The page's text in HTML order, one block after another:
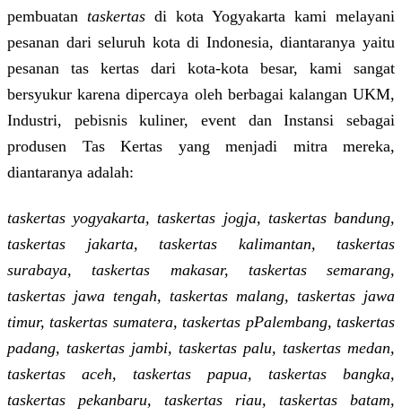
pembuatan taskertas di kota Yogyakarta kami melayani
pesanan dari seluruh kota di Indonesia, diantaranya yaitu
pesanan tas kertas dari kota-kota besar, kami sangat
bersyukur karena dipercaya oleh berbagai kalangan UKM,
Industri, pebisnis kuliner, event dan Instansi sebagai
produsen Tas Kertas yang menjadi mitra mereka,
diantaranya adalah:
taskertas yogyakarta, taskertas jogja, taskertas bandung,
taskertas jakarta, taskertas kalimantan, taskertas
surabaya, taskertas makasar, taskertas semarang,
taskertas jawa tengah, taskertas malang, taskertas jawa
timur, taskertas sumatera, taskertas pPalembang, taskertas
padang, taskertas jambi, taskertas palu, taskertas medan,
taskertas aceh, taskertas papua, taskertas bangka,
taskertas pekanbaru, taskertas riau, taskertas batam,